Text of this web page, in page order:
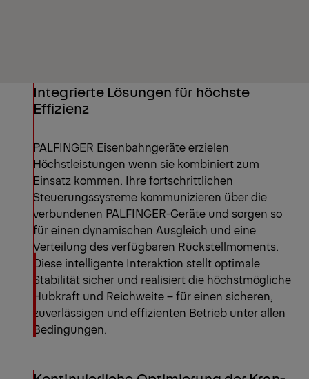
Integrierte Lösungen für höchste
Effizienz
PALFINGER Eisenbahngeräte erzielen
Höchstleistungen wenn sie kombiniert zum
Einsatz kommen. Ihre fortschrittlichen
Steuerungssysteme kommunizieren über die
verbundenen PALFINGER-Geräte und sorgen so
für einen dynamischen Ausgleich und eine
Verteilung des verfügbaren Rückstellmoments.
Diese intelligente Interaktion stellt optimale
Stabilität sicher und realisiert die höchstmögliche
Hubkraft und Reichweite – für einen sicheren,
zuverlässigen und effizienten Betrieb unter allen
Bedingungen.